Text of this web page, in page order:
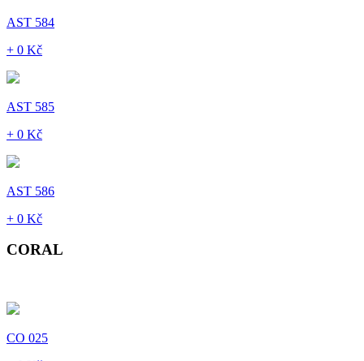
AST 584
+ 0 Kč
AST 585
+ 0 Kč
AST 586
+ 0 Kč
CORAL
CO 025